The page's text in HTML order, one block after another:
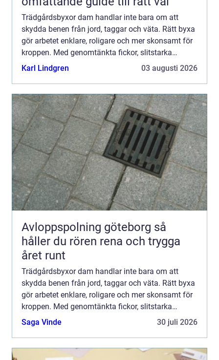
Trädgårdsbyxor dam handlar inte bara om att
skydda benen från jord, taggar och väta. Rätt byxa
gör arbetet enklare, roligare och mer skonsamt för
kroppen. Med genomtänkta fickor, slitstarka
material och en pa...
Karl Lindgren 03 augusti 2026
Avloppspolning göteborg så
håller du rören rena och trygga
året runt
Trädgårdsbyxor dam handlar inte bara om att
skydda benen från jord, taggar och väta. Rätt byxa
gör arbetet enklare, roligare och mer skonsamt för
kroppen. Med genomtänkta fickor, slitstarka
material och en pa...
Saga Vinde 30 juli 2026